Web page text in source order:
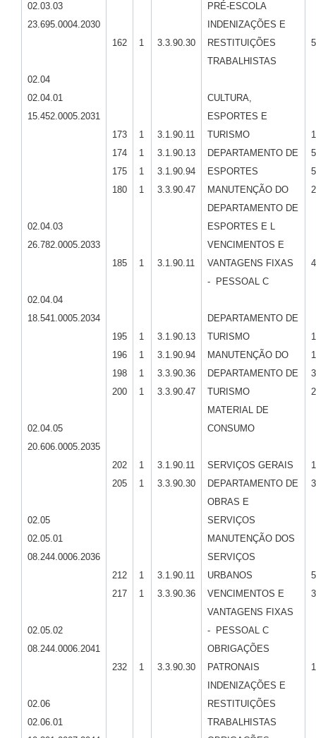
02.03.03
23.695.0004.2030
02.04
02.04.01
15.452.0005.2031
02.04.03
26.782.0005.2033
02.04.04
18.541.0005.2034
02.04.05
20.606.0005.2035
02.05
02.05.01
08.244.0006.2036
02.05.02
08.244.0006.2041
02.06
02.06.01
162
173
174
175
180
185
195
196
198
200
202
205
212
217
232
1
1
1
1
1
1
1
1
1
1
1
1
1
1
1
3.3.90.30
3.1.90.11
3.1.90.13
3.1.90.94
3.3.90.47
3.1.90.11
3.1.90.13
3.1.90.94
3.3.90.36
3.3.90.47
3.1.90.11
3.3.90.30
3.1.90.11
3.3.90.36
3.3.90.30
PRÉ-ESCOLA
INDENIZAÇÕES E
RESTITUIÇÕES
TRABALHISTAS
CULTURA,
ESPORTES E
TURISMO
DEPARTAMENTO DE
ESPORTES
MANUTENÇÃO DO
DEPARTAMENTO DE
ESPORTES E L
VENCIMENTOS E
VANTAGENS FIXAS
- PESSOAL C
DEPARTAMENTO DE
TURISMO
MANUTENÇÃO DO
DEPARTAMENTO DE
TURISMO
MATERIAL DE
CONSUMO
SERVIÇOS GERAIS
DEPARTAMENTO DE
OBRAS E
SERVIÇOS
MANUTENÇÃO DOS
SERVIÇOS
URBANOS
VENCIMENTOS E
VANTAGENS FIXAS
- PESSOAL C
OBRIGAÇÕES
PATRONAIS
INDENIZAÇÕES E
RESTITUIÇÕES
TRABALHISTAS